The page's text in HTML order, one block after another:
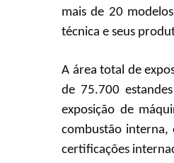
mais de 20
técnica e seus
A área total de
de 75.700
exposição de
combustão interna,
certificações